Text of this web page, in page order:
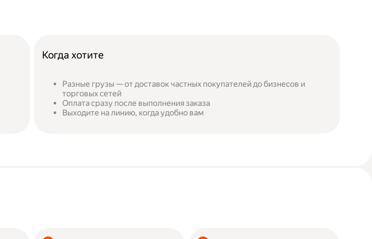
Когда хотите
Разные грузы — от доставок частных покупателей до бизнесов и
торговых сетей
Оплата сразу после выполнения заказа
Выходите на линию, когда удобно вам